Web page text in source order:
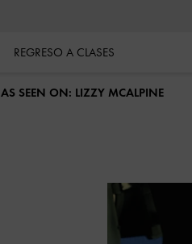
REGRESO A CLASES
AS SEEN ON: LIZZY MCALPINE